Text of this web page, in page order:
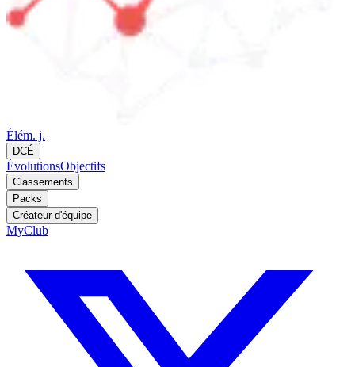
Élém. j.
DCÉ
ÉvolutionsObjectifs
Classements
Packs
Créateur d'équipe
MyClub